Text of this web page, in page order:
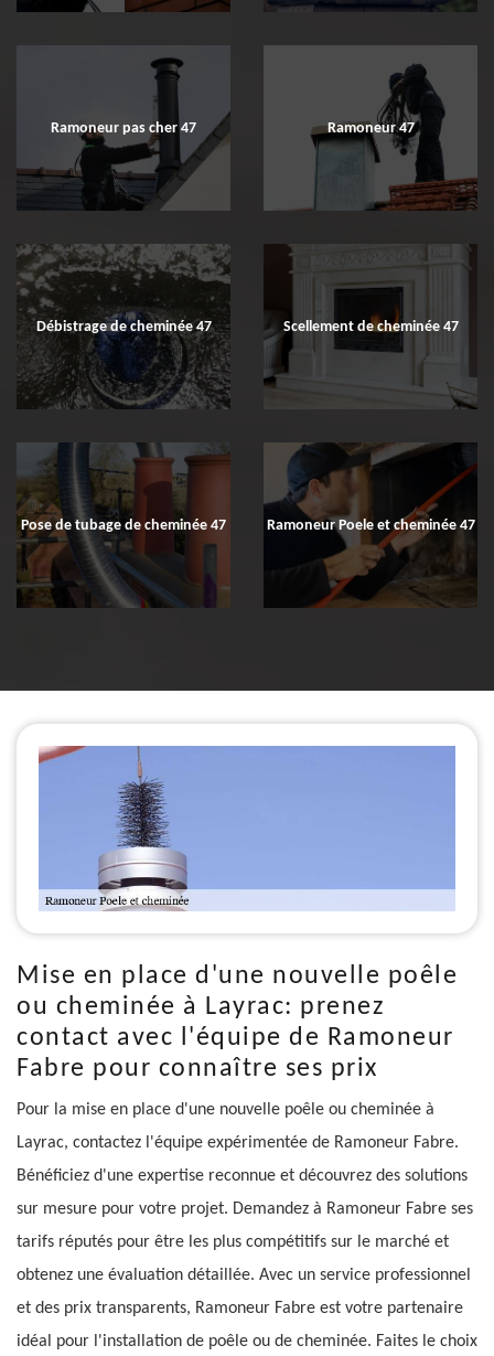
Ramoneur pas cher 47 Ramoneur 47
Débistrage de cheminée 47 Scellement de cheminée 47
Pose de tubage de cheminée 47 Ramoneur Poele et cheminée 47
Mise en place d'une nouvelle poêle
ou cheminée à Layrac: prenez
contact avec l'équipe de Ramoneur
Fabre pour connaître ses prix
Pour la mise en place d'une nouvelle poêle ou cheminée à
Layrac, contactez l'équipe expérimentée de Ramoneur Fabre.
Bénéficiez d'une expertise reconnue et découvrez des solutions
sur mesure pour votre projet. Demandez à Ramoneur Fabre ses
tarifs réputés pour être les plus compétitifs sur le marché et
obtenez une évaluation détaillée. Avec un service professionnel
et des prix transparents, Ramoneur Fabre est votre partenaire
idéal pour l'installation de poêle ou de cheminée. Faites le choix